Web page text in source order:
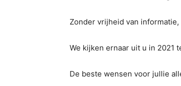
Zonder vrijheid van
We kijken ernaar uit u in 2021
De beste wensen voor jullie